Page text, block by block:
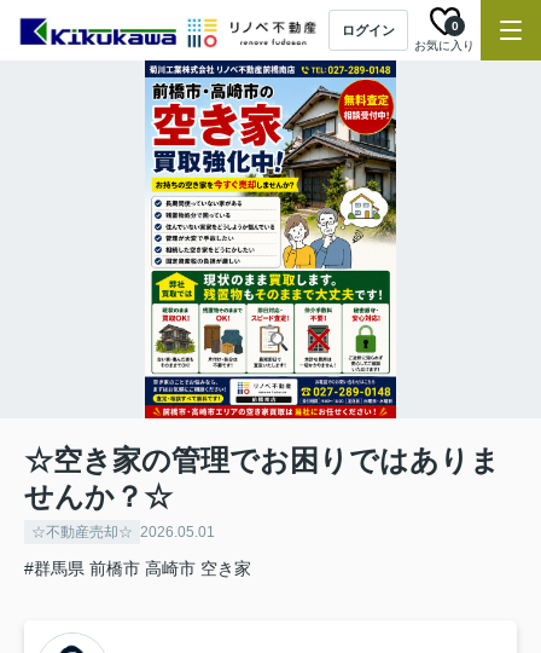
ログイン
お気に入り
0
☆空き家の管理でお困りではありま
せんか？☆
☆不動産売却☆ 2026.05.01
#群馬県 前橋市 高崎市 空き家